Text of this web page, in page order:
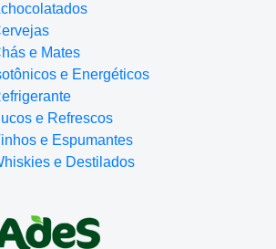
e Mates
e Energéticos
e Refrescos
e Espumantes
e Destilados